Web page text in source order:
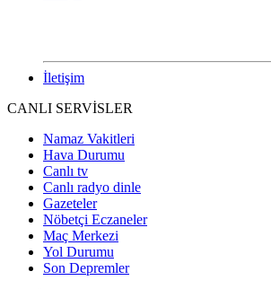
İletişim
CANLI SERVİSLER
Namaz Vakitleri
Hava Durumu
Canlı tv
Canlı radyo dinle
Gazeteler
Nöbetçi Eczaneler
Maç Merkezi
Yol Durumu
Son Depremler